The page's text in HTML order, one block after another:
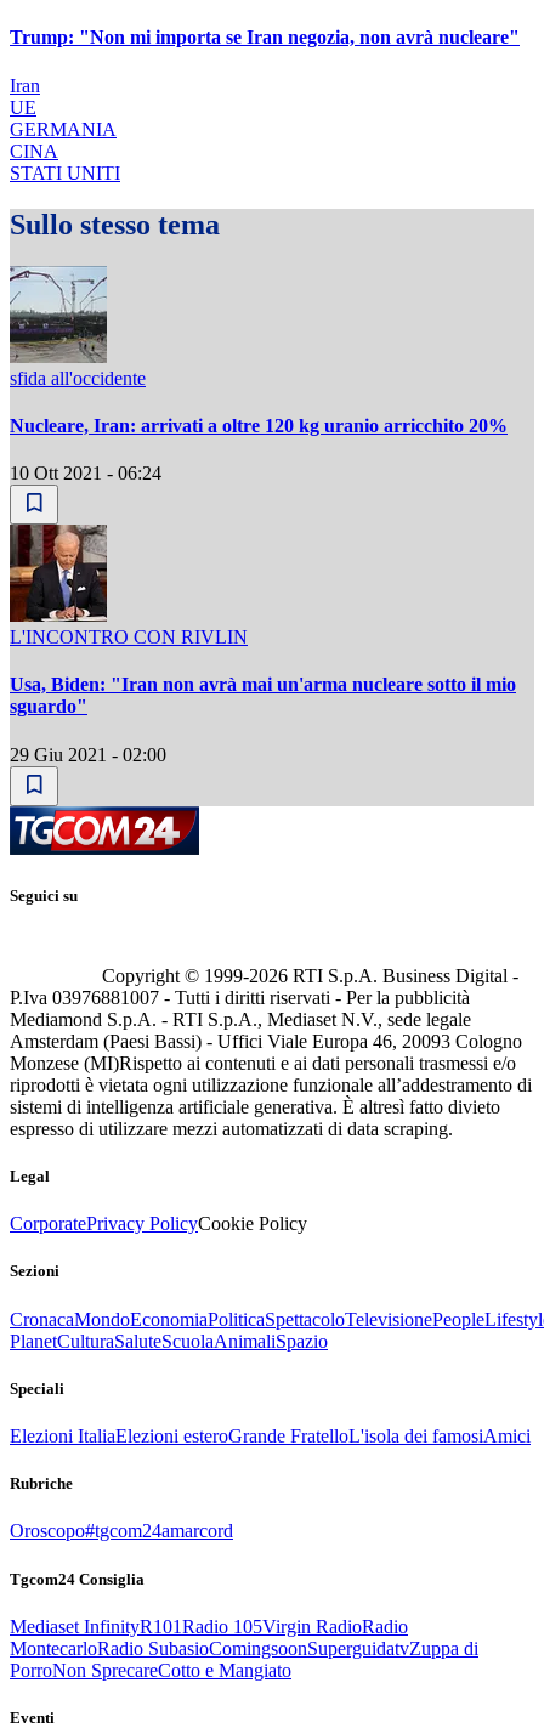
Trump: "Non mi importa se Iran negozia, non avrà nucleare"
Iran
UE
GERMANIA
CINA
STATI UNITI
Sullo stesso tema
sfida all'occidente
Nucleare, Iran: arrivati a oltre 120 kg uranio arricchito 20%
10 Ott 2021 - 06:24
L'INCONTRO CON RIVLIN
Usa, Biden: "Iran non avrà mai un'arma nucleare sotto il mio
sguardo"
29 Giu 2021 - 02:00
Seguici su
Copyright © 1999-2026 RTI S.p.A. Business Digital -
P.Iva 03976881007 - Tutti i diritti riservati - Per la pubblicità
Mediamond S.p.A. - RTI S.p.A., Mediaset N.V., sede legale
Amsterdam (Paesi Bassi) - Uffici Viale Europa 46, 20093 Cologno
Monzese (MI)Rispetto ai contenuti e ai dati personali trasmessi e/o
riprodotti è vietata ogni utilizzazione funzionale all’addestramento di
sistemi di intelligenza artificiale generativa. È altresì fatto divieto
espresso di utilizzare mezzi automatizzati di data scraping.
Legal
CorporatePrivacy PolicyCookie Policy
Sezioni
CronacaMondoEconomiaPoliticaSpettacoloTelevisionePeople
PlanetCulturaSaluteScuolaAnimaliSpazio
Speciali
Elezioni ItaliaElezioni esteroGrande FratelloL'isola dei famosiAmici
Rubriche
Oroscopo#tgcom24amarcord
Tgcom24 Consiglia
Mediaset InfinityR101Radio 105Virgin RadioRadio
MontecarloRadio SubasioComingsoonSuperguidatvZuppa di
PorroNon SprecareCotto e Mangiato
Eventi